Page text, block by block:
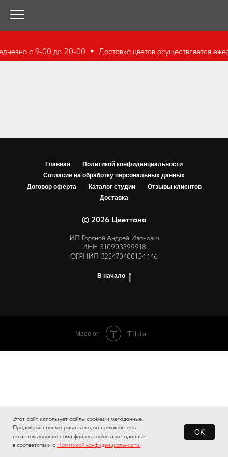
с 9-00 до 20-00 Доставка цветов осуществляется
Главная
Политикой конфиденциальности
Согласие на обработку персональных данных
Договор оферта
Каталог студии
Отзывы клиентов
Доставка
© 2026 Цветтана
ИП Горяной Андрей Иванович
ИНН 510903399918
ОГРНИП 325470400154446
В начало
Подтвердить заказ
Этот сайт использует файлы сооkіеs и метаданные.
Продолжая просматривать его, вы соглашаетесь
на использование нами файлов сооkie и метаданных
в соответствии с Политикой конфиденциальности.
OK
Made on Tilda